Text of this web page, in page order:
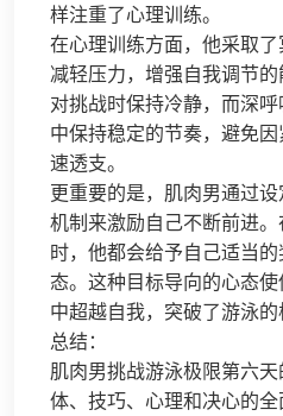
样注重了心理训练。
在心理训练方面，他采取
减轻压力，增强自我调节
对挑战时保持冷静，而深
中保持稳定的节奏，避免
速透支。
更重要的是，肌肉男通过
机制来激励自己不断前进
时，他都会给予自己适当
态。这种目标导向的心态
中超越自我，突破了游泳的
总结：
肌肉男挑战游泳极限第六
体、技巧、心理和决心的